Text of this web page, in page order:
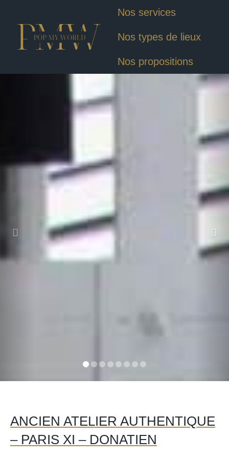
Nos services
Nos types de lieux
Nos propositions
ANCIEN ATELIER AUTHENTIQUE
– PARIS XI – DONATIEN